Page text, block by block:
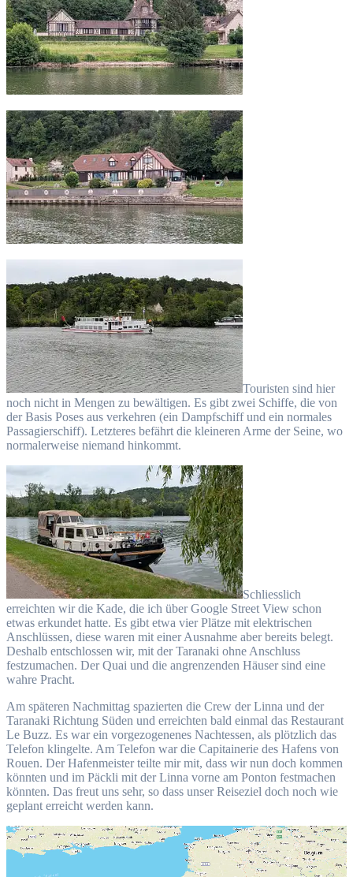
Touristen sind hier
noch nicht in Mengen zu bewältigen. Es gibt zwei Schiffe, die von
der Basis Poses aus verkehren (ein Dampfschiff und ein normales
Passagierschiff). Letzteres befährt die kleineren Arme der Seine, wo
normalerweise niemand hinkommt.
Schliesslich
erreichten wir die Kade, die ich über Google Street View schon
etwas erkundet hatte. Es gibt etwa vier Plätze mit elektrischen
Anschlüssen, diese waren mit einer Ausnahme aber bereits belegt.
Deshalb entschlossen wir, mit der Taranaki ohne Anschluss
festzumachen. Der Quai und die angrenzenden Häuser sind eine
wahre Pracht.
Am späteren Nachmittag spazierten die Crew der Linna und der
Taranaki Richtung Süden und erreichten bald einmal das Restaurant
Le Buzz. Es war ein vorgezogenenes Nachtessen, als plötzlich das
Telefon klingelte. Am Telefon war die Capitainerie des Hafens von
Rouen. Der Hafenmeister teilte mir mit, dass wir nun doch kommen
könnten und im Päckli mit der Linna vorne am Ponton festmachen
könnten. Das freut uns sehr, so dass unser Reiseziel doch noch wie
geplant erreicht werden kann.
Video-
Player